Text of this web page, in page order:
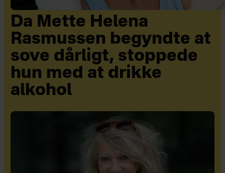
Da Mette Helena
Rasmussen begyndte at
sove dårligt, stoppede
hun med at drikke
alkohol